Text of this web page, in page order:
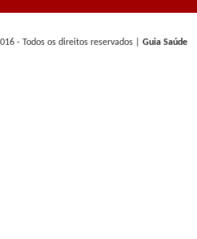
- Todos os direitos reservados | Guia Saúde